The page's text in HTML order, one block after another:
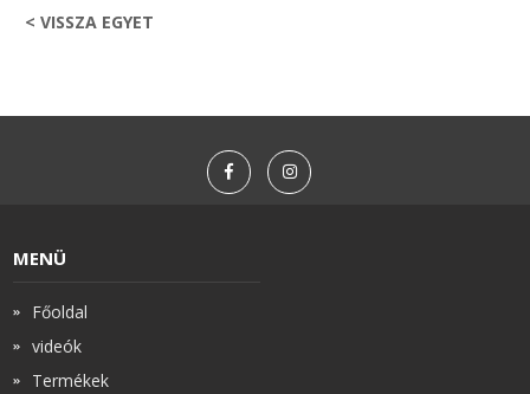
< VISSZA EGYET
MENÜ
Főoldal
videók
Termékek